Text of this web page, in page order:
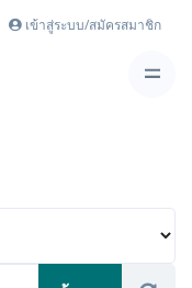
เข้าสู่ระบบ/สมัครสมาชิก